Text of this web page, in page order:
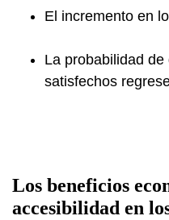
El incremento en
La probabilidad
satisfechos
Los beneficios
accesibilidad en